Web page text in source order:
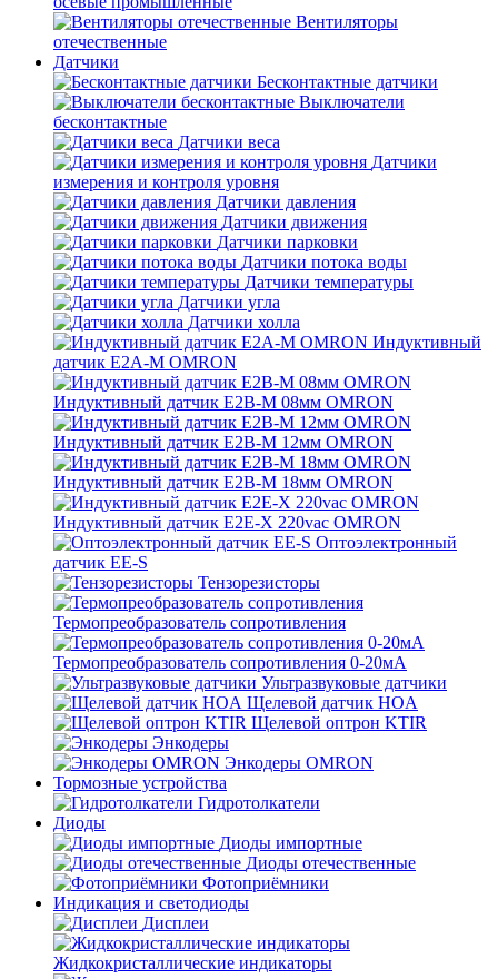
Вентиляторы
отечественные
Датчики
Бесконтактные датчики
Выключатели
бесконтактные
Датчики веса
Датчики
измерения и контроля уровня
Датчики давления
Датчики движения
Датчики парковки
Датчики потока воды
Датчики температуры
Датчики угла
Датчики холла
Индуктивный
датчик E2A-M OMRON
Индуктивный датчик E2B-M 08мм OMRON
Индуктивный датчик E2B-M 12мм OMRON
Индуктивный датчик E2B-M 18мм OMRON
Индуктивный датчик E2E-X 220vac OMRON
Оптоэлектронный
датчик EE-S
Тензорезисторы
Термопреобразователь сопротивления
Термопреобразователь сопротивления 0-20мА
Ультразвуковые датчики
Щелевой датчик HOA
Щелевой оптрон KTIR
Энкодеры
Энкодеры OMRON
Тормозные устройства
Гидротолкатели
Диоды
Диоды импортные
Диоды отечественные
Фотоприёмники
Индикация и светодиоды
Дисплеи
Жидкокристаллические индикаторы